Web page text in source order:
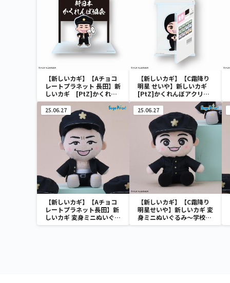
【新しいカギ】【Aチョコ
レートプラネット 長田】新
しいカギ [PtZ]かくれん
ぼアクリルジオラマ～学校
かくれんぼ～
【新しいカギ】【C霜降り
明星 せいや】新しいカギ
[PtZ]かくれんぼアクリル
ジオラマ～学校かくれんぼ
～
25.06.27
【新しいカギ】【Aチョコ
レートプラネット長田】新
しいカギ 変身ミニぬいぐる
み～学校かくれんぼ～(EX)
25.06.27
【新しいカギ】【C霜降り
明星せいや】新しいカギ 変
身ミニぬいぐるみ～学校か
くれんぼ～(EX)